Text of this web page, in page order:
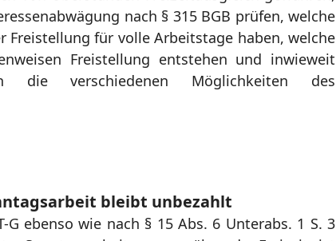
nach § 315 BGB prüfen, welche
Freistellung für volle Arbeitstage haben, welche
Freistellung entstehen und inwieweit
die verschiedenen Möglichkeiten des
bleibt unbezahlt
G ebenso wie nach § 15 Abs. 6 Unterabs. 1 S. 3